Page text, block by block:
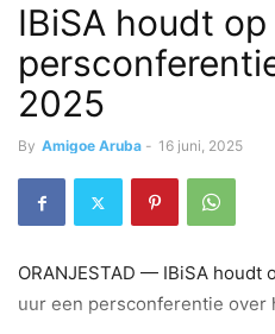
IBiSA houdt
2025
By Amigoe Aruba - 16 juni, 2025
ORANJESTAD — IBiSA houdt
uur een persconferentie over